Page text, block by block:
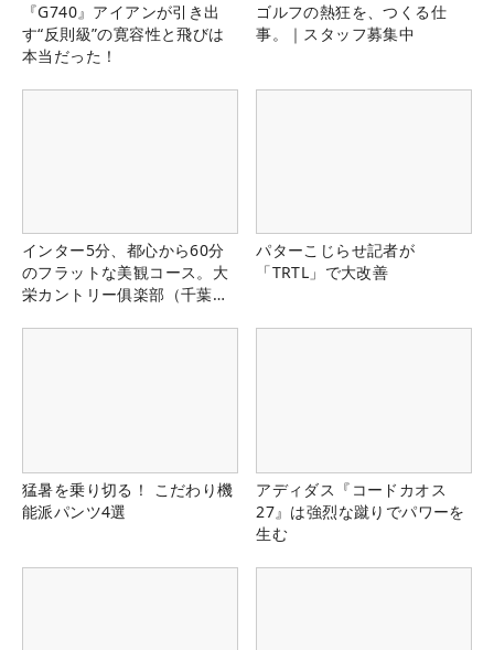
『G740』アイアンが引き出
す“反則級”の寛容性と飛びは
本当だった！
ゴルフの熱狂を、つくる仕
事。｜スタッフ募集中
インター5分、都心から60分
のフラットな美観コース。大
栄カントリー俱楽部（千葉
パターこじらせ記者が
「TRTL」で大改善
猛暑を乗り切る！ こだわり機
能派パンツ4選
アディダス『コードカオス
27』は強烈な蹴りでパワーを
生む